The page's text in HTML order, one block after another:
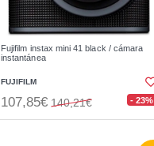
Fujifilm instax mini 41 black / cámara
instantánea
FUJIFILM
107,85€ 140,21€ - 23%